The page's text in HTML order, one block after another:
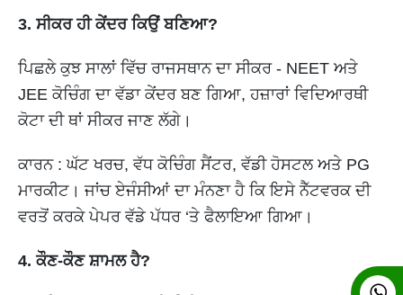
3. ਸੀਕਰ ਹੀ ਕੇਂਦਰ ਕਿਉਂ ਬਣਿਆ?
ਪਿਛਲੇ ਕੁਝ ਸਾਲਾਂ ਵਿੱਚ ਰਾਜਸਥਾਨ ਦਾ ਸੀਕਰ - NEET ਅਤੇ
JEE ਕੋਚਿੰਗ ਦਾ ਵੱਡਾ ਕੇਂਦਰ ਬਣ ਗਿਆ, ਹਜ਼ਾਰਾਂ ਵਿਦਿਆਰਥੀ
ਕੋਟਾ ਦੀ ਥਾਂ ਸੀਕਰ ਜਾਣ ਲੱਗੇ।
ਕਾਰਨ : ਘੱਟ ਖਰਚ, ਵੱਧ ਕੋਚਿੰਗ ਸੈਂਟਰ, ਵੱਡੀ ਹੋਸਟਲ ਅਤੇ PG
ਮਾਰਕੀਟ। ਜਾਂਚ ਏਜੰਸੀਆਂ ਦਾ ਮੰਨਣਾ ਹੈ ਕਿ ਇਸੇ ਨੈੱਟਵਰਕ ਦੀ
ਵਰਤੋਂ ਕਰਕੇ ਪੇਪਰ ਵੱਡੇ ਪੱਧਰ ‘ਤੇ ਫੈਲਾਇਆ ਗਿਆ।
4. ਕੌਣ-ਕੌਣ ਸ਼ਾਮਲ ਹੈ?